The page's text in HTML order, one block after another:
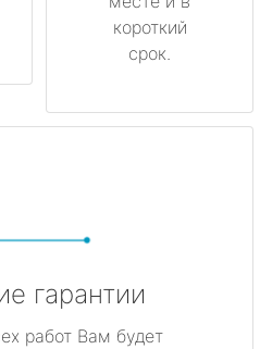
короткий
срок.
гарантии
работ Вам будет